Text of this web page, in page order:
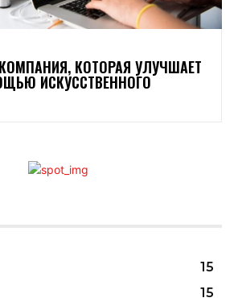
КОТОРАЯ УЛУЧШАЕТ
ИСКУССТВЕННОГО
15
15